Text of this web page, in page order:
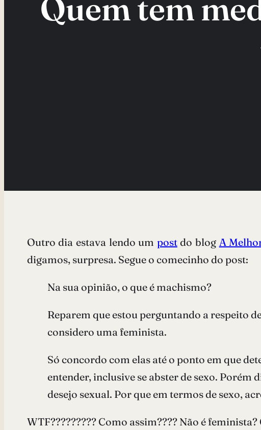
Quem tem
Outro dia estava lendo um postdo blog A
digamos, surpresa. Segue o comecinho do post:
Na sua opinião, o que é machismo?
Reparem que estou perguntando a respeito
considero uma feminista.
Só concordo com elas até o ponto em que
entender, inclusive se abster de sexo.
desejo sexual. Por que em termos de sexo,
WTF????????? Como assim???? Não é